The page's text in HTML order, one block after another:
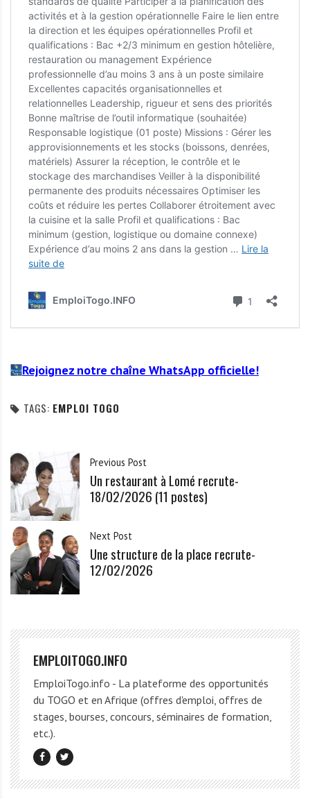
Rejoignez notre chaîne WhatsApp officielle!
TAGS: EMPLOI TOGO
Previous Post
Un restaurant à Lomé recrute-
18/02/2026 (11 postes)
Next Post
Une structure de la place recrute-
12/02/2026
EMPLOITOGO.INFO
EmploiTogo.info - La plateforme des opportunités
du TOGO et en Afrique (offres d'emploi, offres de
stages, bourses, concours, séminaires de formation,
etc.).